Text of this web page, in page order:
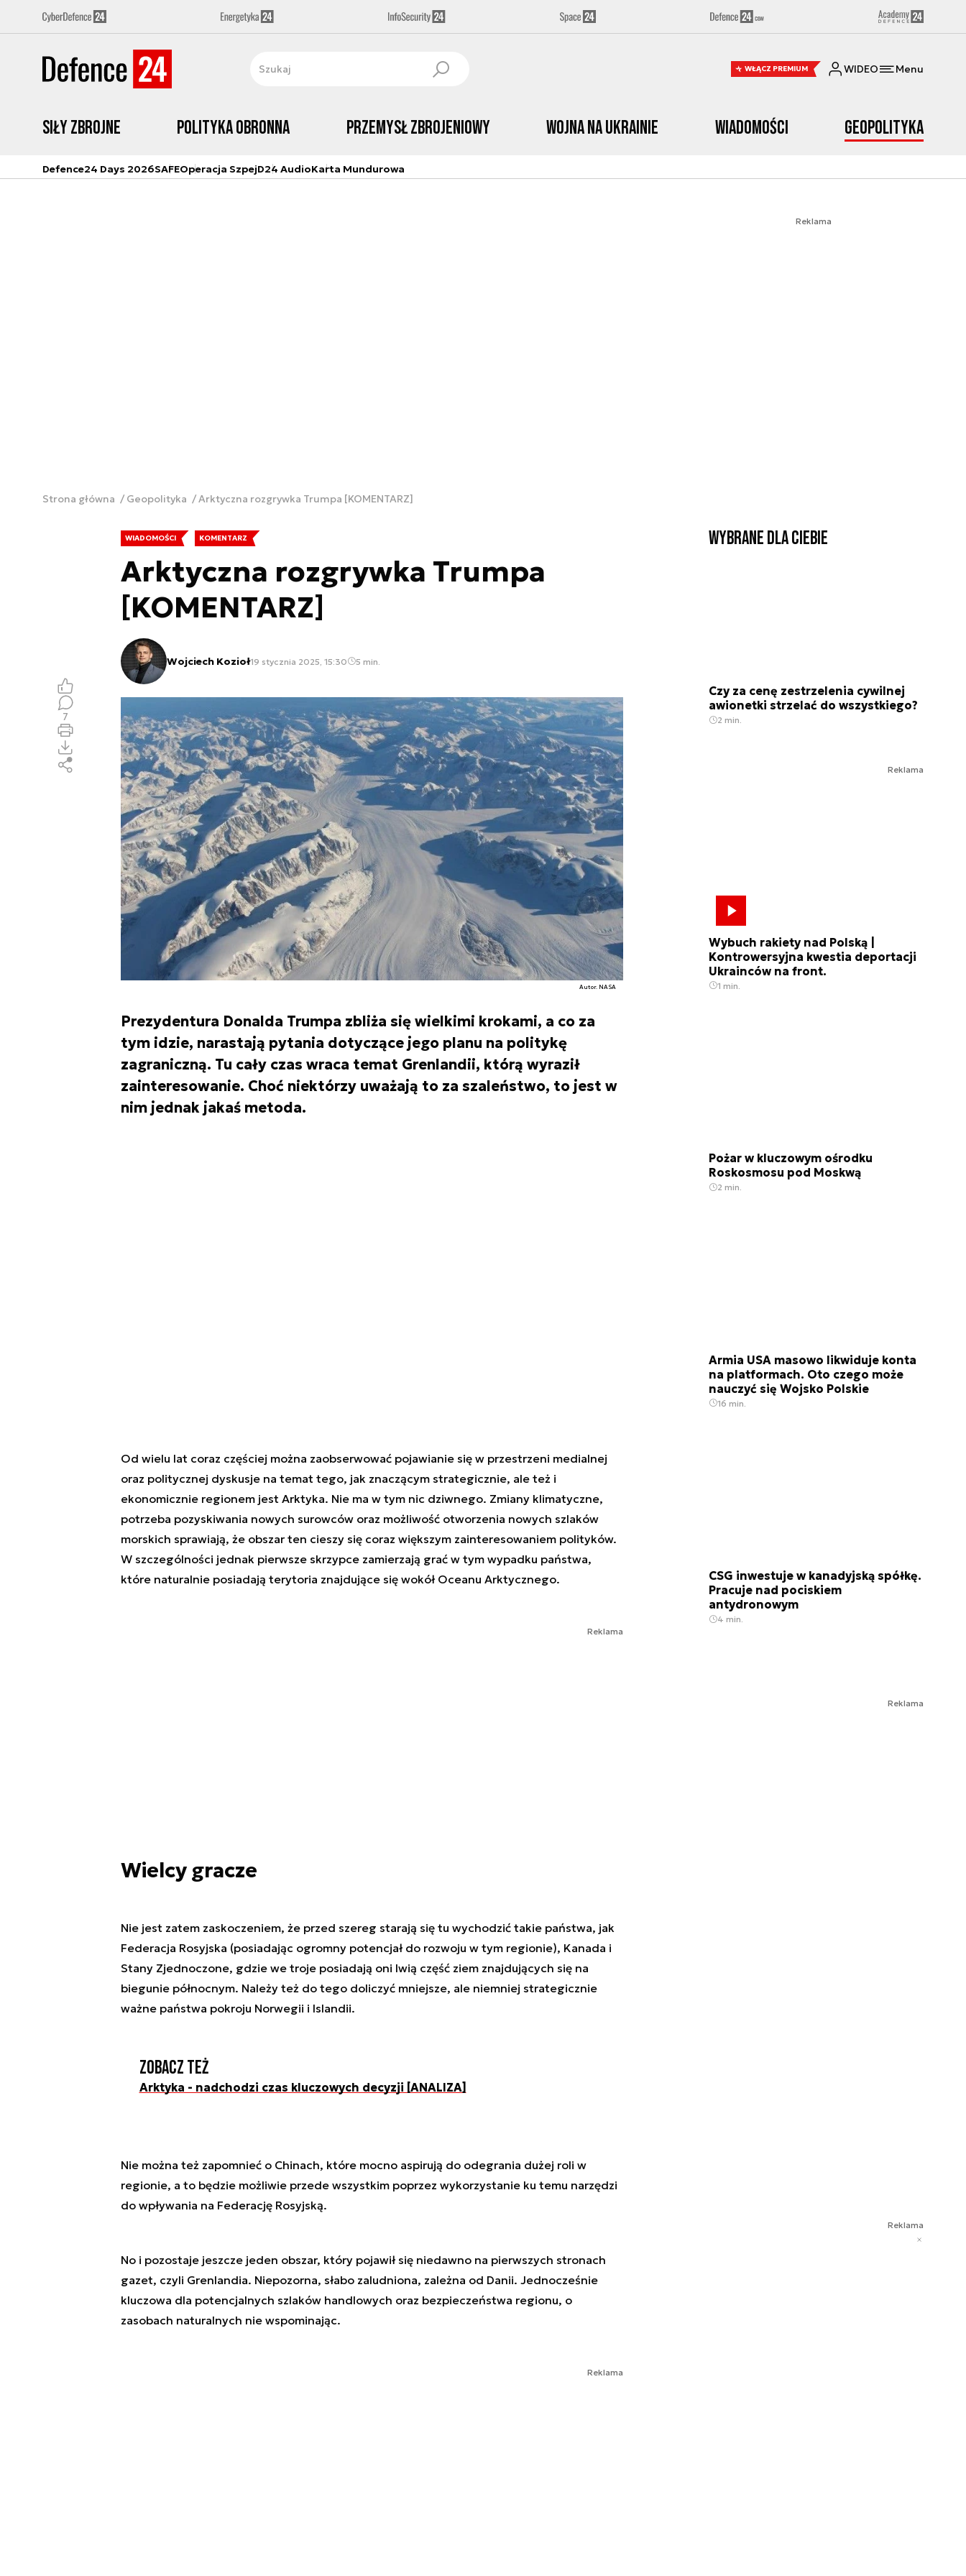
WŁĄCZ PREMIUM WIDEO Menu
Siły zbrojne Polityka obronna Przemysł Zbrojeniowy Wojna na Ukrainie Wiadomości Geopolityka
Defence24 Days 2026SAFEOperacja SzpejD24 AudioKarta Mundurowa
Reklama
Strona główna Geopolityka Arktyczna rozgrywka Trumpa [KOMENTARZ]
WIADOMOŚCI KOMENTARZ
Arktyczna rozgrywka Trumpa
[KOMENTARZ]
Wojciech Kozioł19 stycznia 2025, 15:30 5 min.
Autor. NASA
Prezydentura Donalda Trumpa zbliża się wielkimi krokami, a co za
tym idzie, narastają pytania dotyczące jego planu na politykę
zagraniczną. Tu cały czas wraca temat Grenlandii, którą wyraził
zainteresowanie. Choć niektórzy uważają to za szaleństwo, to jest w
nim jednak jakaś metoda.
7
Od wielu lat coraz częściej można zaobserwować pojawianie się w przestrzeni medialnej
oraz politycznej dyskusje na temat tego, jak znaczącym strategicznie, ale też i
ekonomicznie regionem jest Arktyka. Nie ma w tym nic dziwnego. Zmiany klimatyczne,
potrzeba pozyskiwania nowych surowców oraz możliwość otworzenia nowych szlaków
morskich sprawiają, że obszar ten cieszy się coraz większym zainteresowaniem polityków.
W szczególności jednak pierwsze skrzypce zamierzają grać w tym wypadku państwa,
które naturalnie posiadają terytoria znajdujące się wokół Oceanu Arktycznego.
Reklama
Wielcy gracze
Nie jest zatem zaskoczeniem, że przed szereg starają się tu wychodzić takie państwa, jak
Federacja Rosyjska (posiadając ogromny potencjał do rozwoju w tym regionie), Kanada i
Stany Zjednoczone, gdzie we troje posiadają oni lwią część ziem znajdujących się na
biegunie północnym. Należy też do tego doliczyć mniejsze, ale niemniej strategicznie
ważne państwa pokroju Norwegii i Islandii.
Zobacz też
Arktyka - nadchodzi czas kluczowych decyzji [ANALIZA]
Nie można też zapomnieć o Chinach, które mocno aspirują do odegrania dużej roli w
regionie, a to będzie możliwie przede wszystkim poprzez wykorzystanie ku temu narzędzi
do wpływania na Federację Rosyjską.
No i pozostaje jeszcze jeden obszar, który pojawił się niedawno na pierwszych stronach
gazet, czyli Grenlandia. Niepozorna, słabo zaludniona, zależna od Danii. Jednocześnie
kluczowa dla potencjalnych szlaków handlowych oraz bezpieczeństwa regionu, o
zasobach naturalnych nie wspominając.
Reklama
Wybrane dla Ciebie
Czy za cenę zestrzelenia cywilnej
awionetki strzelać do wszystkiego?
2 min.
Reklama
Wybuch rakiety nad Polską |
Kontrowersyjna kwestia deportacji
Ukrainców na front.
1 min.
Pożar w kluczowym ośrodku
Roskosmosu pod Moskwą
2 min.
Armia USA masowo likwiduje konta
na platformach. Oto czego może
nauczyć się Wojsko Polskie
16 min.
CSG inwestuje w kanadyjską spółkę.
Pracuje nad pociskiem
antydronowym
4 min.
Reklama
Reklama